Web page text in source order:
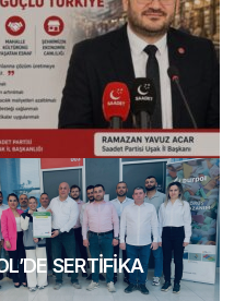
14/07/2026
SERTİFİKA